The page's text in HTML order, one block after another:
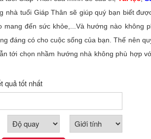
nhà tuổi Giáp Thân sẽ giúp quý bạn biết
đến sức khỏe,...Và hướng nào không
đáng có cho cuộc sống của bạn. Thế nên
tới chọn nhầm hướng nhà không phù hợp
quả tốt nhất